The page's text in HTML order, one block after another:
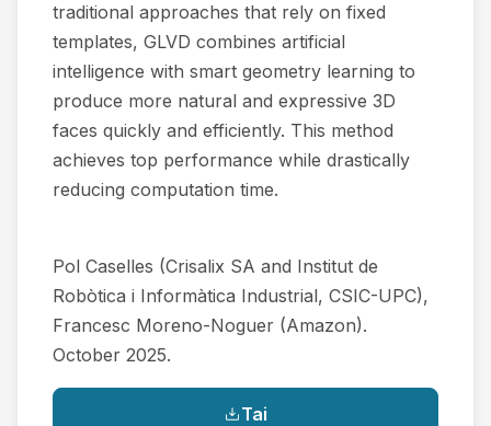
traditional approaches that rely on fixed
templates, GLVD combines artificial
intelligence with smart geometry learning to
produce more natural and expressive 3D
faces quickly and efficiently. This method
achieves top performance while drastically
reducing computation time.
Pol Caselles (Crisalix SA and Institut de
Robòtica i Informàtica Industrial, CSIC-UPC),
Francesc Moreno-Noguer (Amazon).
October 2025.
Tai